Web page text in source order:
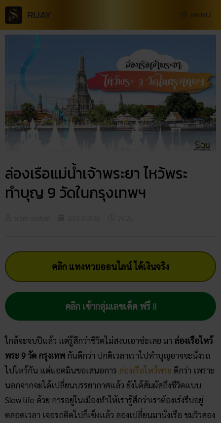
RUAY MENU
ล่องเรือแม่น้ำเจ้าพระยา ไหว้พระ
ทำบุญ 9 วัดในกรุงเทพฯ
คลิก แทงหวยออนไลน์ ได้เงินจริง
คลิก เข้ากลุ่มเลขเด็ด ฟรี !!
ใกล้จะจบปีแล้ว แต่รู้สึกว่าชีวิตไม่สงบเอาซ่ะเลย มา ล่องเรือไหว้
พระ 9 วัด กรุงเทพ กันดีกว่า ปกติเวลาเราไปทำบุญอาจจะนั่งรถ
ไปไหว้กัน แต่แอดมินขอเสนอการ ล่องเรือไหว้พระ ดีกว่า เพราะ
นอกจากจะได้เปลี่ยนบรรยากาศแล้ว ยังได้สัมผัสถึงชีวิตแบบ
Slow life ด้วย การอยู่ในเมืองทำให้เรารู้สึกว่าเราต้องเร่งรีบอยู่
ตลอดเวลา เจอรถติดไปก็เซ็งแล้ว ลองเปลี่ยนมานั่งเรือ ชมวิวสอง